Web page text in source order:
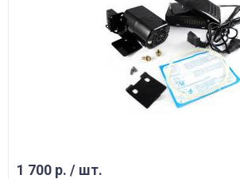
1 700 р. / шт.